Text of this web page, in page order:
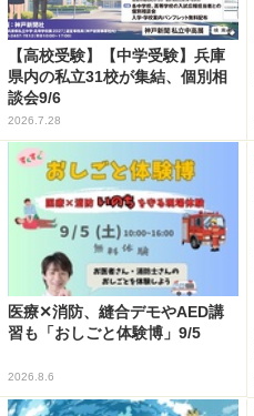
【高校受験】【中学受験】兵庫
県内の私立31校が集結、個別相
談会9/6
2026.7.28
医療✕消防、縫合デモやAED講
習も「おしごと体験博」9/5
2026.8.6